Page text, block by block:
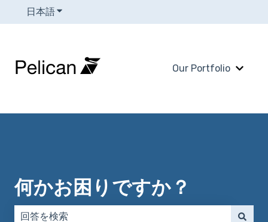
日本語翻訳のサブメニューを表示
Our Portfolio
Our
何かお困りですか？